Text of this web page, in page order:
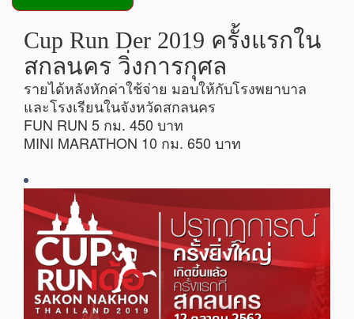
Cup Run Der 2019 ครั้งแรกใน
สกลนคร วิ่งการกุศล
รายได้หลังหักค่าใช้จ่าย มอบให้กับโรงพยาบาล
และโรงเรียนในจังหวัดสกลนคร
FUN RUN 5 กม. 450 บาท
MINI MARATHON 10 กม. 650 บาท